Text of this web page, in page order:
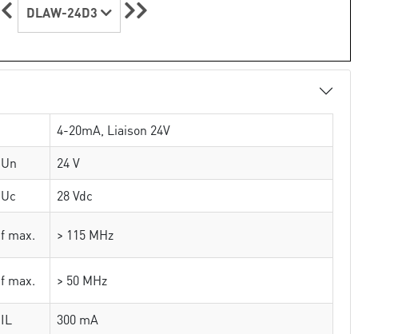
DLAW-24D3
4-20mA, Liaison 24V
Un
24 V
Uc
28 Vdc
f max. > 115 MHz
f max. > 50 MHz
IL
300 mA